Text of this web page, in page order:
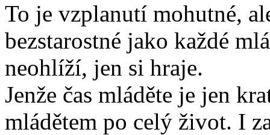
To je vzplanutí mohutné,
bezstarostné jako každé
neohlíží, jen si hraje.
Jenže čas mláděte je jen
mládětem po celý život. I